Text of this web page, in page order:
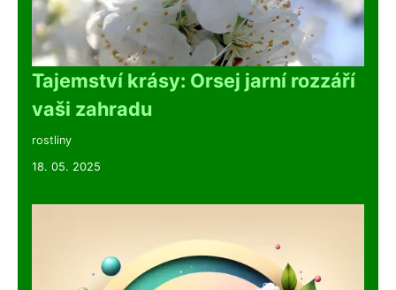
Tajemství krásy: Orsej jarní rozzáří
vaši zahradu
rostliny
18. 05. 2025